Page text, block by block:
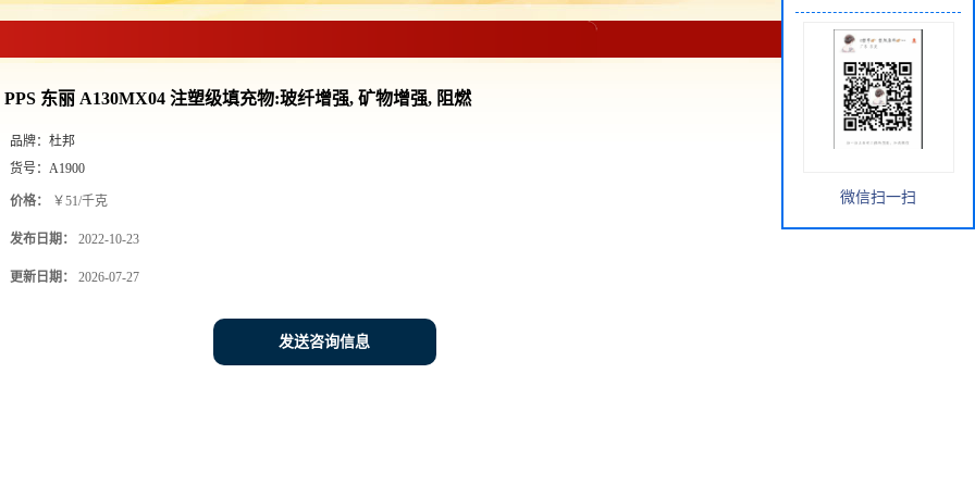
PPS 东丽 A130MX04 注塑级填充物:玻纤增强, 矿物增强, 阻燃
品牌： 杜邦
货号： A1900
价格： ￥51/千克
发布日期： 2022-10-23
更新日期： 2026-07-27
发送咨询信息
微信扫一扫